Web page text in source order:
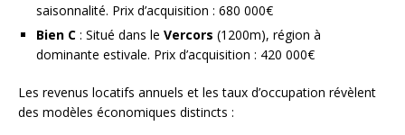
saisonnalité. Prix d’acquisition : 680 000€
Bien C : Situé dans le Vercors (1200m), région à
dominante estivale. Prix d’acquisition : 420 000€
Les revenus locatifs annuels et les taux d’occupation révèlent
des modèles économiques distincts :